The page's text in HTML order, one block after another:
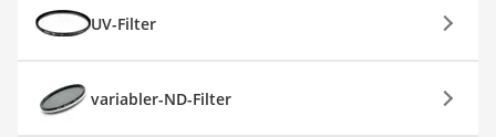
UV-Filter
variabler-ND-Filter